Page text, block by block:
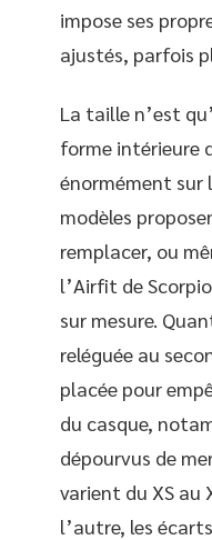
impose ses
ajustés, parfois
La taille n’est
forme intérieure
énormément sur
modèles
remplacer, ou
l’Airfit de
sur mesure.
reléguée au
placée pour
du casque,
dépourvus de
varient du XS au
l’autre, les